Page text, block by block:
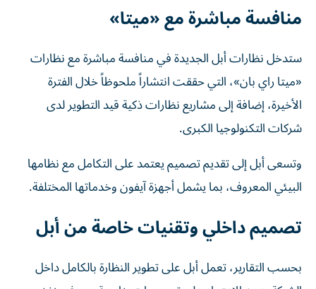
منافسة مباشرة مع «ميتا»
ستدخل نظارات أبل الجديدة في منافسة مباشرة مع نظارات
«ميتا راي بان»، التي حققت انتشاراً ملحوظاً خلال الفترة
الأخيرة، إضافة إلى مشاريع نظارات ذكية قيد التطوير لدى
شركات التكنولوجيا الكبرى.
وتسعى أبل إلى تقديم تصميم يعتمد على التكامل مع نظامها
البيئي المعروف، بما يشمل أجهزة آيفون وخدماتها المختلفة.
تصميم داخلي وتقنيات خاصة من أبل
بحسب التقارير، تعمل أبل على تطوير النظارة بالكامل داخل